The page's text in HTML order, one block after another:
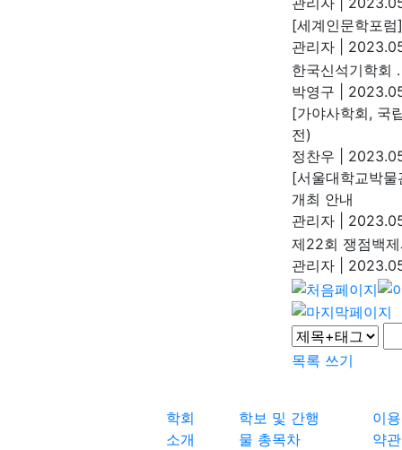
[세계인문학포
관리자
한국신석기학회
박영구
[가야사학회, 국
전)
정찬우
[서울대학교박
개최 안내
관리자
제22회 쟁점백
관리자
목록 쓰기
학회
소개
학보 및 간행
물 총목차
이용
약관